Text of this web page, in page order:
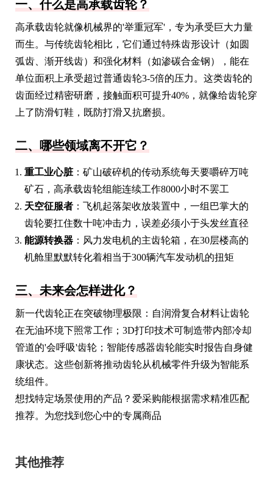
一、什么是高承载齿轮？
高承载齿轮就像机械界的'举重冠军'，专为承受巨大力量
而生。与传统齿轮相比，它们通过特殊齿形设计（如圆
弧齿、渐开线齿）和强化材料（如渗碳合金钢），能在
单位面积上承受超过普通齿轮3-5倍的压力。这类齿轮的
齿面经过精密研磨，接触面积可提升40%，就像给齿轮穿
上了防滑钉鞋，既防打滑又抗磨损。
二、哪些领域离不开它？
重工业心脏：矿山破碎机的传动系统每天要嚼碎万吨
矿石，高承载齿轮组能连续工作8000小时不罢工
天空征服者 ：飞机起落架收放装置中，一组巴掌大的
齿轮要扛住数十吨冲击力，误差必须小于头发丝直径
能源转换器 ：风力发电机的主齿轮箱，在30层楼高的
机舱里默默转化着相当于300辆汽车发动机的扭矩
三、未来会怎样进化？
新一代齿轮正在突破物理极限：自润滑复合材料让齿轮
在无油环境下照常工作；3D打印技术可制造带内部冷却
管道的'会呼吸'齿轮；智能传感器齿轮能实时报告自身健
康状态。这些创新将推动齿轮从机械零件升级为智能系
统组件。
想找特定场景使用的产品？爱采购能根据需求精准匹配
推荐。为您找到您心中的专属商品
其他推荐